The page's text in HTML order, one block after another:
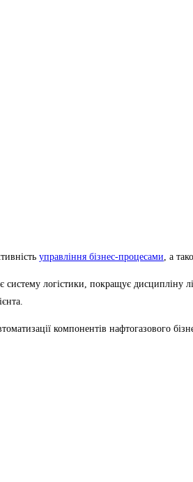
управління бізнес-процесами, а
логістики, покращує дисципліну
компонентів нафтогазового